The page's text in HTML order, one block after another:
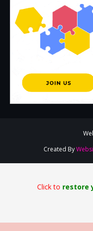
Created By
Click to restore